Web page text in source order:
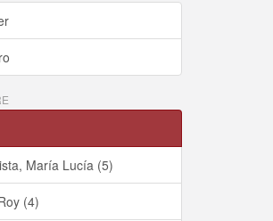
María Lucía (5)
(4)